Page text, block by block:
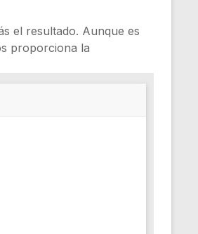
el resultado. Aunque es
proporciona la